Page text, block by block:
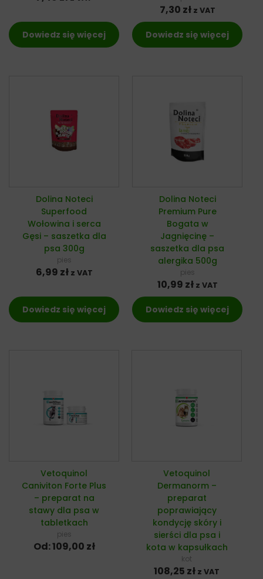
Dowiedz się więcej
7,30 zł z VAT
Dowiedz się więcej
Dolina Noteci
Superfood
Wołowina i serca
Gęsi – saszetka dla
psa 300g
pies
6,99 zł z VAT
Dowiedz się więcej
Dolina Noteci
Premium Pure
Bogata w
Jagnięcinę –
saszetka dla psa
alergika 500g
pies
10,99 zł z VAT
Dowiedz się więcej
Vetoquinol
Caniviton Forte Plus
– preparat na
stawy dla psa w
tabletkach
pies
Od:109,00 zł
Vetoquinol
Dermanorm –
preparat
poprawiający
kondycję skóry i
sierści dla psa i
kota w kapsułkach
kot
108,25 zł z VAT